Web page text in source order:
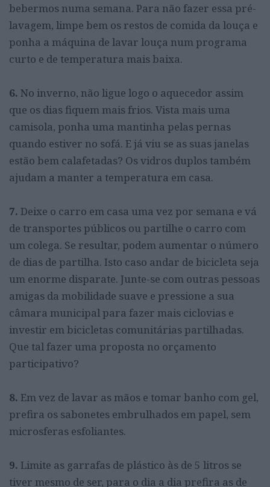
bebermos numa semana. Para não fazer essa pré-
lavagem, limpe bem os restos de comida da louça e
ponha a máquina de lavar louça num programa
curto e de temperatura mais baixa.
6. No inverno, não ligue logo o aquecedor assim
que os dias fiquem mais frios. Vista mais uma
camisola, ponha uma mantinha pelas pernas
quando estiver no sofá. E já viu se as suas janelas
estão bem calafetadas? Os vidros duplos também
ajudam a manter a temperatura em casa.
7. Deixe o carro em casa uma vez por semana e vá
de transportes públicos ou partilhe o carro com
um colega. Se resultar, podem aumentar o número
de dias de partilha. Isto caso andar de bicicleta seja
um enorme disparate. Junte-se com outras pessoas
amigas da mobilidade suave e pressione a sua
câmara municipal para fazer mais ciclovias e
investir em bicicletas comunitárias partilhadas.
Que tal fazer uma proposta no orçamento
participativo?
8. Em vez de lavar as mãos e tomar banho com gel,
prefira os sabonetes embrulhados em papel, sem
microsferas esfoliantes.
9. Limite as garrafas de plástico às de 5 litros se
tiver mesmo de ser, para o dia a dia prefira as de